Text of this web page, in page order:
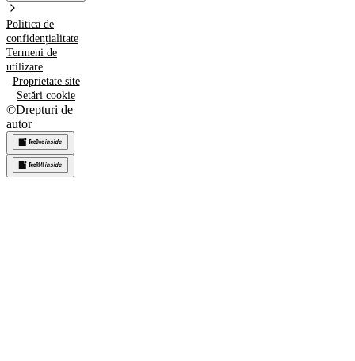
Politica de
confidențialitate
Termeni de
utilizare
Proprietate site
Setări cookie
©Drepturi de
autor